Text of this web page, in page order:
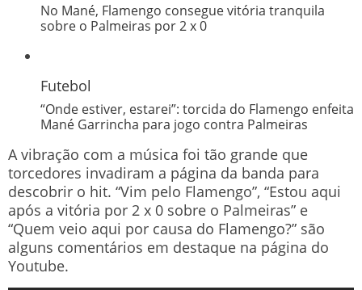
No Mané, Flamengo consegue vitória tranquila
sobre o Palmeiras por 2 x 0
Futebol
“Onde estiver, estarei”: torcida do Flamengo enfeita
Mané Garrincha para jogo contra Palmeiras
A vibração com a música foi tão grande que
torcedores invadiram a página da banda para
descobrir o hit. “Vim pelo Flamengo”, “Estou aqui
após a vitória por 2 x 0 sobre o Palmeiras” e
“Quem veio aqui por causa do Flamengo?” são
alguns comentários em destaque na página do
Youtube.